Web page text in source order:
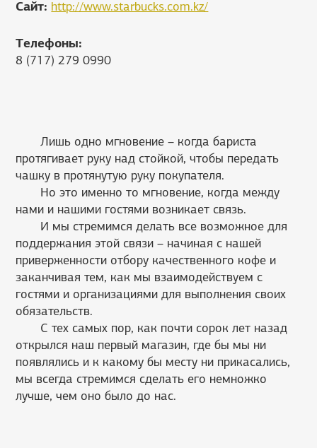
Сайт: http://www.starbucks.com.kz/
Телефоны:
8 (717) 279 0990
Лишь одно мгновение – когда бариста
протягивает руку над стойкой, чтобы передать
чашку в протянутую руку покупателя.
Но это именно то мгновение, когда между
нами и нашими гостями возникает связь.
И мы стремимся делать все возможное для
поддержания этой связи – начиная с нашей
приверженности отбору качественного кофе и
заканчивая тем, как мы взаимодействуем с
гостями и организациями для выполнения своих
обязательств.
С тех самых пор, как почти сорок лет назад
открылся наш первый магазин, где бы мы ни
появлялись и к какому бы месту ни прикасались,
мы всегда стремимся сделать его немножко
лучше, чем оно было до нас.